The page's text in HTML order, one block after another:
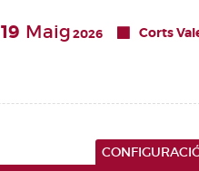
19 Maig2026 Corts